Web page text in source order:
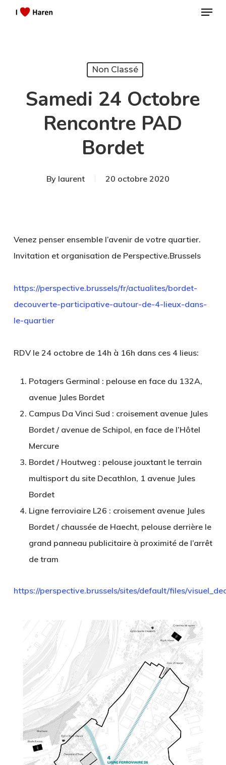
Menu
Non Classé
Samedi 24 Octobre
Rencontre PAD
Bordet
By laurent 20 octobre 2020
Venez penser ensemble l’avenir de votre quartier.
Invitation et organisation de Perspective.Brussels
https://perspective.brussels/fr/actualites/bordet-
decouverte-participative-autour-de-4-lieux-dans-
le-quartier
RDV le 24 octobre de 14h à 16h dans ces 4 lieus:
Potagers Germinal : pelouse en face du 132A,
avenue Jules Bordet
Campus Da Vinci Sud : croisement avenue Jules
Bordet / avenue de Schipol, en face de l’Hôtel
Mercure
Bordet / Houtweg : pelouse jouxtant le terrain
multisport du site Decathlon, 1 avenue Jules
Bordet
Ligne ferroviaire L26 : croisement avenue Jules
Bordet / chaussée de Haecht, pelouse derrière le
grand panneau publicitaire à proximité de l’arrêt
de tram
https://perspective.brussels/sites/default/files/